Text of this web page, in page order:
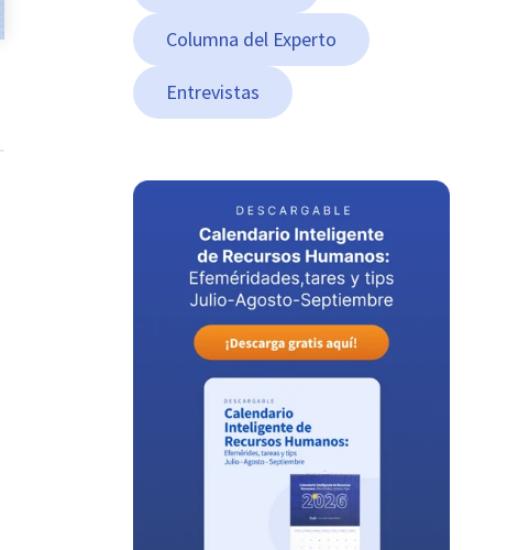
Columna del Experto
Entrevistas